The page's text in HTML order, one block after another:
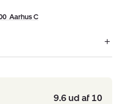
Aarhus C
9.6 ud af 10